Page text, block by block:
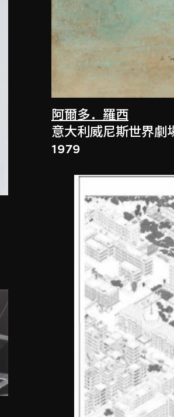
阿爾多．羅西
意大利威尼斯世界劇
1979